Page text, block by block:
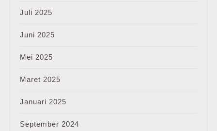
Juli 2025
Juni 2025
Mei 2025
Maret 2025
Januari 2025
September 2024